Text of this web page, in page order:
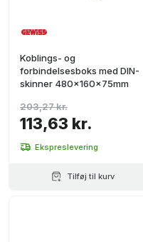
Koblings- og
forbindelsesboks med DIN-
skinner 480x160x75mm
113,63 kr.
203,27 kr.
Ekspreslevering
Tilføj til kurv